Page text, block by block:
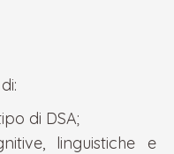
di DSA;
linguistiche e